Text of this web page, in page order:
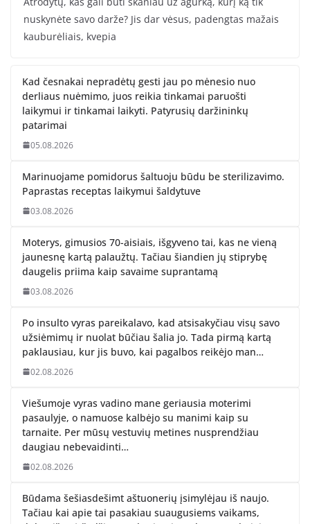
nuskynėte savo darže? Jis dar vėsus, padengtas mažais
kauburėliais, kvepia
Kad česnakai nepradėtų gesti jau po mėnesio nuo
derliaus nuėmimo, juos reikia tinkamai paruošti
laikymui ir tinkamai laikyti. Patyrusių daržininkų
patarimai
05.08.2026
Marinuojame pomidorus šaltuoju būdu be sterilizavimo.
Paprastas receptas laikymui šaldytuve
03.08.2026
Moterys, gimusios 70-aisiais, išgyveno tai, kas ne vieną
jaunesnę kartą palaužtų. Tačiau šiandien jų stiprybę
daugelis priima kaip savaime suprantamą
03.08.2026
Po insulto vyras pareikalavo, kad atsisakyčiau visų savo
užsiėmimų ir nuolat būčiau šalia jo. Tada pirmą kartą
paklausiau, kur jis buvo, kai pagalbos reikėjo man…
02.08.2026
Viešumoje vyras vadino mane geriausia moterimi
pasaulyje, o namuose kalbėjo su manimi kaip su
tarnaite. Per mūsų vestuvių metines nusprendžiau
daugiau nebevaidinti…
02.08.2026
Būdama šešiasdešimt aštuonerių įsimylėjau iš naujo.
Tačiau kai apie tai pasakiau suaugusiems vaikams,